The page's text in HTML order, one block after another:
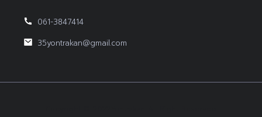
061-3847414
35yontrakan@gmail.com